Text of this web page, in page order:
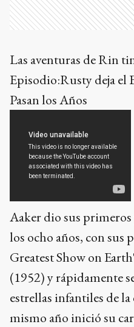
Las aventuras de Rin
Episodio:Rusty deja el
Pasan los Años
Aaker dio sus primeros
los ocho años, con sus
Greatest Show on
(1952) y rápidamente
estrellas infantiles de la
mismo año inició su